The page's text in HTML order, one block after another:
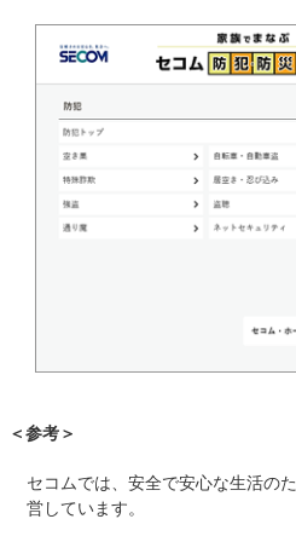
＜参考＞
セコムでは、安全で安心な生活の
営しています。